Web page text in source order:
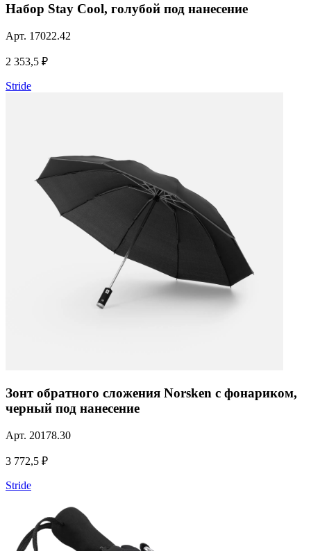
Набор Stay Cool, голубой под нанесение
Арт. 17022.42
2 353,5 ₽
Stride
Зонт обратного сложения Norsken с фонариком,
черный под нанесение
Арт. 20178.30
3 772,5 ₽
Stride